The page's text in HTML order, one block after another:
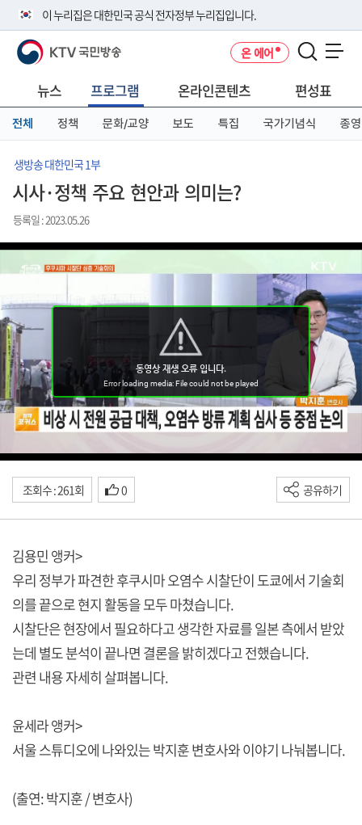
이 누리집은 대한민국 공식 전자정부 누리집입니다.
공식 누리집 주소 확인하기
니다.
이밖에 or.kr 또는 .kr등 다른 도메인 주소를 사용하고 있다면 아래 URL에
서 도메인 주소를 확인해 보세요
KTV 국민방송 온 에어
뉴스 프로그램 온라인콘텐츠 편성표
전체 정책 문화/교양 보도 특집 국가기념식 종영
생방송 대한민국 1부
시사·정책 주요 현안과 의미는?
등록일 : 2023.05.26
조회수 : 261회 0 공유하기
김용민 앵커>
우리 정부가 파견한 후쿠시마 오염수 시찰단이 도쿄에서 기술회
의를 끝으로 현지 활동을 모두 마쳤습니다.
시찰단은 현장에서 필요하다고 생각한 자료를 일본 측에서 받았
는데 별도 분석이 끝나면 결론을 밝히겠다고 전했습니다.
관련 내용 자세히 살펴봅니다.
윤세라 앵커>
서울 스튜디오에 나와있는 박지훈 변호사와 이야기 나눠봅니다.
(출연: 박지훈 / 변호사)